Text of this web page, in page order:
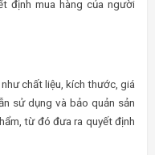
định mua hàng của người
chất liệu, kích thước, giá
sử dụng và bảo quản sản
từ đó đưa ra quyết định